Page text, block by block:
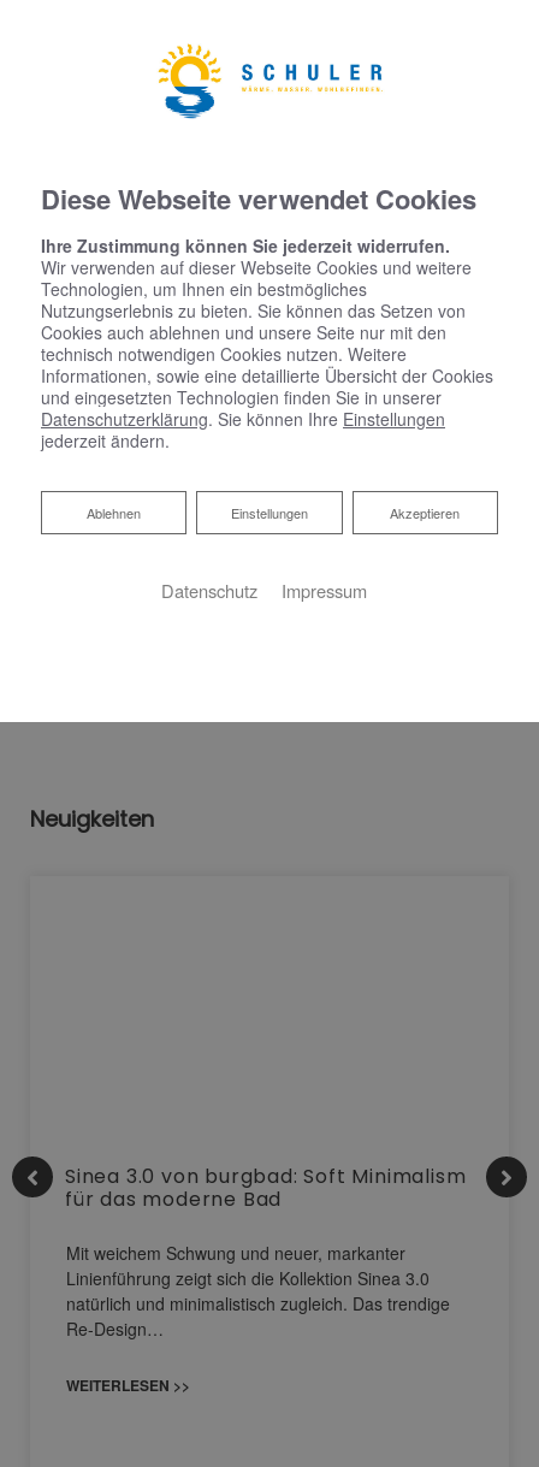
Ihr Heizungskonfigurator
Neuigkeiten
Sinea 3.0 von burgbad: Soft Minimalism
für das moderne Bad
Mit weichem Schwung und neuer, markanter
Linienführung zeigt sich die Kollektion Sinea 3.0
natürlich und minimalistisch zugleich. Das trendige
Re-Design…
WEITERLESEN >>
Diese Webseite verwendet Cookies
Ihre Zustimmung können Sie jederzeit widerrufen.
Wir verwenden auf dieser Webseite Cookies und weitere
Technologien, um Ihnen ein bestmögliches
Nutzungserlebnis zu bieten. Sie können das Setzen von
Cookies auch ablehnen und unsere Seite nur mit den
technisch notwendigen Cookies nutzen. Weitere
Informationen, sowie eine detaillierte Übersicht der Cookies
und eingesetzten Technologien finden Sie in unserer
Datenschutzerklärung. Sie können Ihre Einstellungen
jederzeit ändern.
Akzeptieren
Einstellungen
Ablehnen
Ablehnen
Datenschutz Impressum